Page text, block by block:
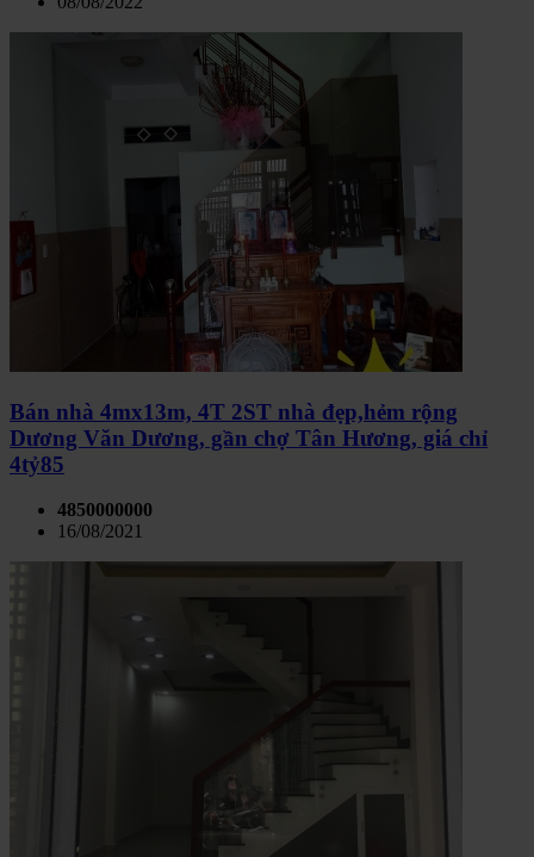
Bán nhà 4mx13m, 4T 2ST nhà đẹp,hẻm rộng
Dương Văn Dương, gần chợ Tân Hương, giá chỉ
4tỷ85
4850000000
16/08/2021